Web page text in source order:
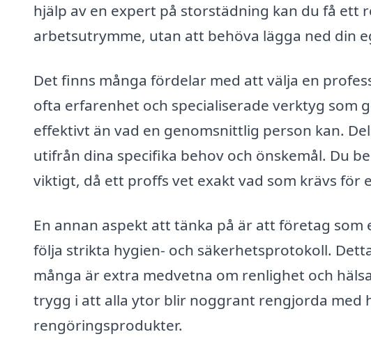
hjälp av en expert på storstädning kan du få ett
arbetsutrymme, utan att behöva lägga ned din
Det finns många fördelar med att välja en
ofta erfarenhet och specialiserade verktyg som
effektivt än vad en genomsnittlig person kan.
utifrån dina specifika behov och önskemål. Du
viktigt, då ett proffs vet exakt vad som krävs för
En annan aspekt att tänka på är att företag
följa strikta hygien- och säkerhetsprotokoll.
många är extra medvetna om renlighet och
trygg i att alla ytor blir noggrant rengjorda med
rengöringsprodukter.